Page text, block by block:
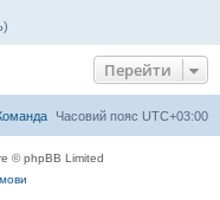
Перейти
Часовий пояс UTC+03:00
© phpBB Limited